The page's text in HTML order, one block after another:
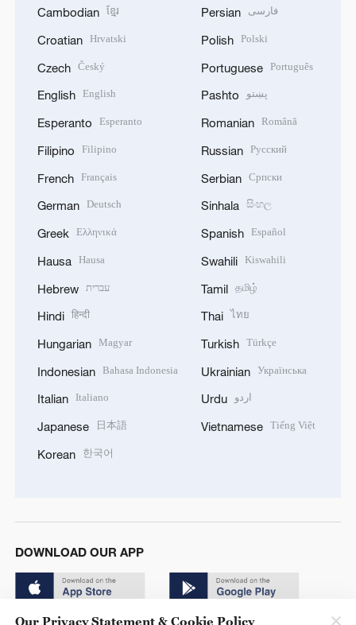
Cambodian ខ្មែរ
Croatian Hrvatski
Czech Český
English English
Esperanto Esperanto
Filipino Filipino
French Français
German Deutsch
Greek Ελληνικά
Hausa Hausa
Hebrew עברית
Hindi हिन्दी
Hungarian Magyar
Indonesian Bahasa Indonesia
Italian Italiano
Japanese 日本語
Korean 한국어
Persian فارسی
Polish Polski
Portuguese Português
Pashto پښتو
Romanian Română
Russian Русский
Serbian Српски
Sinhala සිංහල
Spanish Español
Swahili Kiswahili
Tamil தமிழ்
Thai ไทย
Turkish Türkçe
Ukrainian Українська
Urdu اردو
Vietnamese Tiếng Việt
DOWNLOAD OUR APP
Our Privacy Statement & Cookie Policy